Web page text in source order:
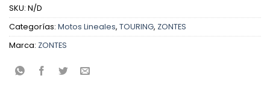
SKU: N/D
Categorías: Motos Lineales, TOURING, ZONTES
Marca: ZONTES